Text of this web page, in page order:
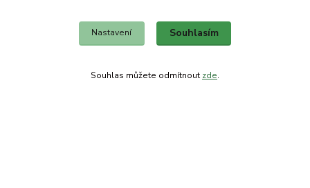
Nastavení Souhlasím
Souhlas můžete odmítnout zde.